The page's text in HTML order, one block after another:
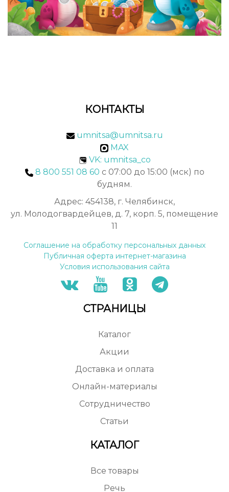
СТРАНИЦЫ
Каталог
Акции
Доставка и оплата
Онлайн-материалы
Сотрудничество
Статьи
КАТАЛОГ
Все товары
Речь
КОНТАКТЫ
umnitsa@umnitsa.ru
MAX
VK: umnitsa_co
8 800 551 08 60 с 07:00 до 15:00 (мск) по
будням.
Адрес: 454138, г. Челябинск,
ул. Молодогвардейцев, д. 7, корп. 5, помещение
11
Соглашение на обработку персональных данных
Публичная оферта интернет-магазина
Условия использования сайта